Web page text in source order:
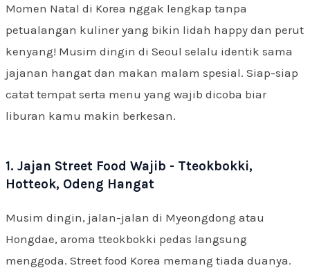
Momen Natal di Korea nggak lengkap tanpa
petualangan kuliner yang bikin lidah happy dan perut
kenyang! Musim dingin di Seoul selalu identik sama
jajanan hangat dan makan malam spesial. Siap-siap
catat tempat serta menu yang wajib dicoba biar
liburan kamu makin berkesan.
1. Jajan Street Food Wajib - Tteokbokki,
Hotteok, Odeng Hangat
Musim dingin, jalan-jalan di Myeongdong atau
Hongdae, aroma tteokbokki pedas langsung
menggoda. Street food Korea memang tiada duanya.